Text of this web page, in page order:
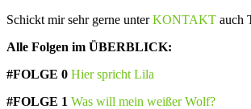
Schickt mir sehr gerne unterKONTAKT auch
Alle Folgen im ÜBERBLICK:
#FOLGE 0 Hier spricht Lila
#FOLGE 1 Was will mein weißer Wolf?